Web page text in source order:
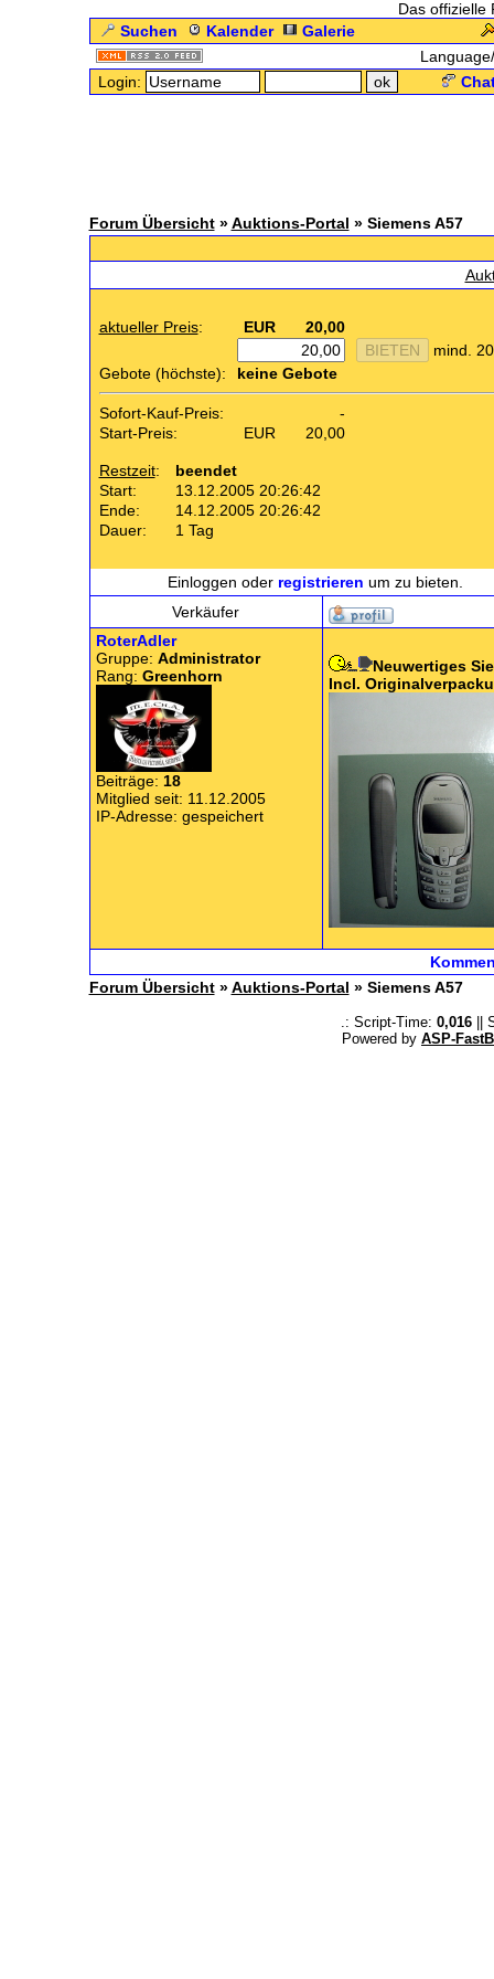
Das offizielle
Suchen
Kalender
Galerie
Login:
Forum Übersicht»Auktions-Portal » Siemens A57
aktueller Preis: EUR
20,00
mind.
Gebote (höchste):
keine Gebote
Sofort-Kauf-Preis:
-
Start-Preis:
EUR 20,00
Restzeit:
beendet
Start:
13.12.2005 20:26:42
Ende:
14.12.2005 20:26:42
Dauer:
1 Tag
Einloggen oder registrieren um zu bieten.
Verkäufer
RoterAdler
Gruppe: Administrator
Rang: Greenhorn
Beiträge: 18
Mitglied seit: 11.12.2005
IP-Adresse: gespeichert
Neuwertiges
Incl.
Forum Übersicht»Auktions-Portal » Siemens A57
.: Script-Time: 0,016||
Powered by ASP-